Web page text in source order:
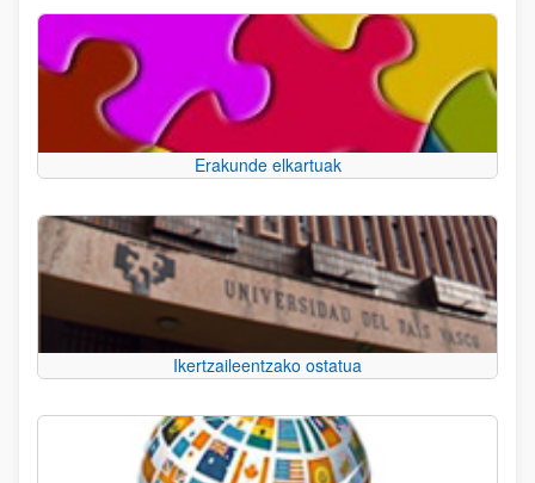
Erakunde elkartuak
Ikertzaileentzako ostatua